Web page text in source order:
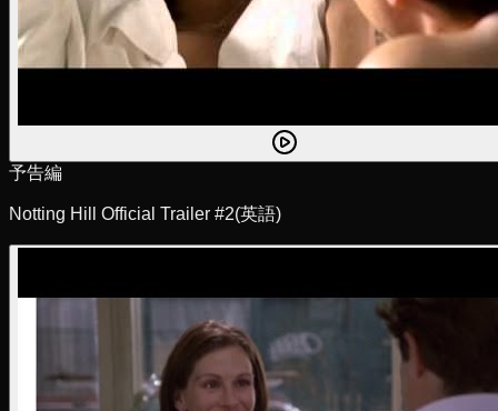
予告編
Notting Hill Official Trailer #2(英語)